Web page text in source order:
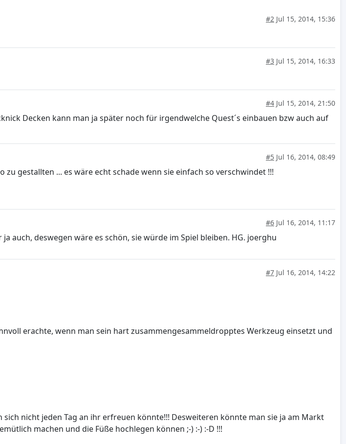
#2 Jul 15, 2014, 15:36
#3 Jul 15, 2014, 16:33
#4 Jul 15, 2014, 21:50
Decken kann man ja später noch für irgendwelche Quest´s einbauen bzw auch auf
#5 Jul 16, 2014, 08:49
gestallten ... es wäre echt schade wenn sie einfach so verschwindet !!!
#6 Jul 16, 2014, 11:17
auch, deswegen wäre es schön, sie würde im Spiel bleiben. HG. joerghu
#7 Jul 16, 2014, 14:22
erachte, wenn man sein hart zusammengesammeldropptes Werkzeug einsetzt und
nicht jeden Tag an ihr erfreuen könnte!!! Desweiteren könnte man sie ja am Markt
machen und die Füße hochlegen können ;-) :-) :-D !!!